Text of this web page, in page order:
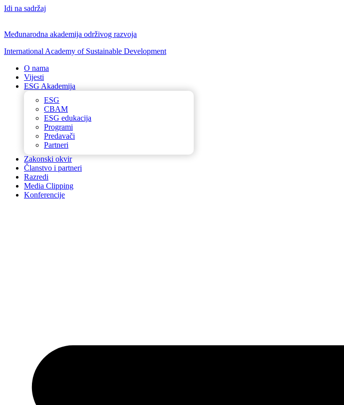
Idi na sadržaj
Međunarodna akademija održivog razvoja
International Academy of Sustainable Development
O nama
Vijesti
ESG Akademija
ESG
CBAM
ESG edukacija
Programi
Predavači
Partneri
Zakonski okvir
Članstvo i partneri
Razredi
Media Clipping
Konferencije